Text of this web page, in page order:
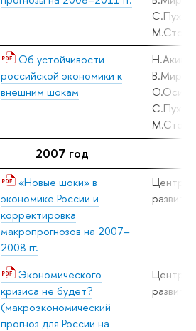
С.Пухов,
Об устойчивости
российской экономики к
внешним шокам
С.Пухов,
2007 год
«Новые шоки» в
экономике России и
корректировка
макропрогнозов на 2007–
2008 гг.
Центр
развития
Экономического
кризиса не будет?
(макроэкономический
прогноз для России на
Центр
развития